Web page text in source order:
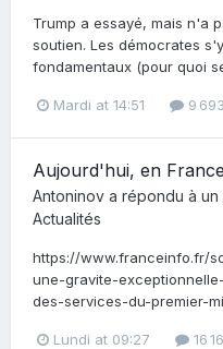
Trump a essayé, mais n'a
soutien. Les démocrates
fondamentaux (pour quoi
Mardi at 14:51 9
Aujourd'hui, en France
Antoninov a répondu à un
Actualités
https://www.franceinfo.fr/
une-gravite-
des-services-du-premier-
Lundi at 09:27 16